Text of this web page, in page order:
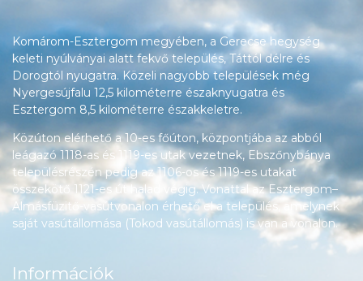
Komárom-Esztergom megyében, a Gerecse hegység
keleti nyúlványai alatt fekvő település, Táttól délre és
Dorogtól nyugatra. Közeli nagyobb települések még
Nyergesújfalu 12,5 kilométerre északnyugatra és
Esztergom 8,5 kilométerre északkeletre.
Közúton elérhető a 10-es főúton, központjába az abból
leágazó 1118-as és 1119-es utak vezetnek, Ebszőnybánya
településrészén pedig az 1106-os és 1119-es utakat
összekötő 1121-es út halad végig. Vonattal az Esztergom–
Almásfüzitő-vasútvonalon érhető el a település, amelynek
saját vasútállomása (Tokod vasútállomás) is van a vonalon.
Információk